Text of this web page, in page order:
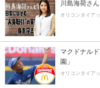
川島海荷さ
オリコンタイア
マクドナル
園」
オリコンタイア